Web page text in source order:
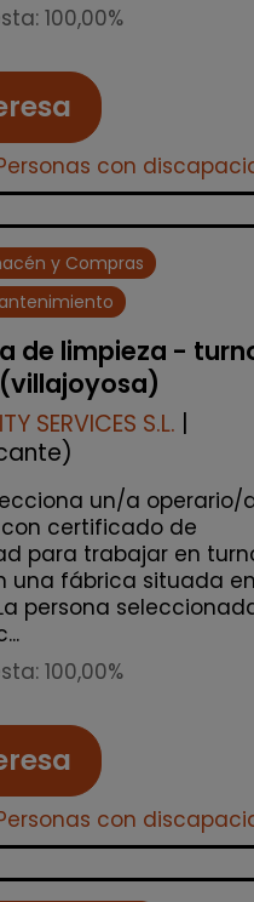
100,00%
con
y Compras
de limpieza -
SERVICES S.L. |
un/a operario/
certificado de
para trabajar en
una fábrica situada en
persona
100,00%
con